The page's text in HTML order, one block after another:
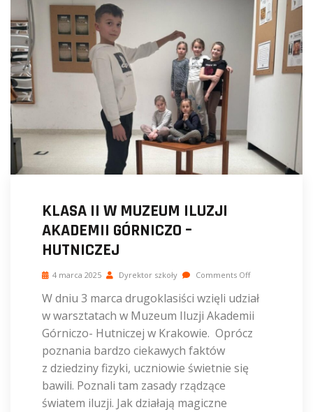
KLASA II W MUZEUM ILUZJI
AKADEMII GÓRNICZO –
HUTNICZEJ
4 marca 2025 Dyrektor szkoły Comments Off
W dniu 3 marca drugoklasiści wzięli udział
w warsztatach w Muzeum Iluzji Akademii
Górniczo- Hutniczej w Krakowie. Oprócz
poznania bardzo ciekawych faktów
z dziedziny fizyki, uczniowie świetnie się
bawili. Poznali tam zasady rządzące
światem iluzji. Jak działają magiczne